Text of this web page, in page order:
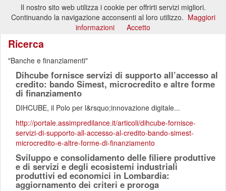
Ricerca
Banche e finanziamenti
Dihcube fornisce servizi di supporto all’accesso al
credito: bando Simest, microcredito e altre forme
di finanziamento
DIHCUBE, il Polo per l&rsquo;innovazione digitale...
http://portale.assimpredilance.it/articoli/dihcube-fornisce-
servizi-di-supporto-all-accesso-al-credito-bando-simest-
microcredito-e-altre-forme-di-finanziamento
Sviluppo e consolidamento delle filiere produttive
e di servizi e degli ecosistemi industriali
produttivi ed economici in Lombardia:
aggiornamento dei criteri e proroga
Il nostro sito web utilizza i cookie per offrirti servizi migliori.
Continuando la navigazione acconsenti al loro utilizzo. Maggiori
informazioni
Accetto